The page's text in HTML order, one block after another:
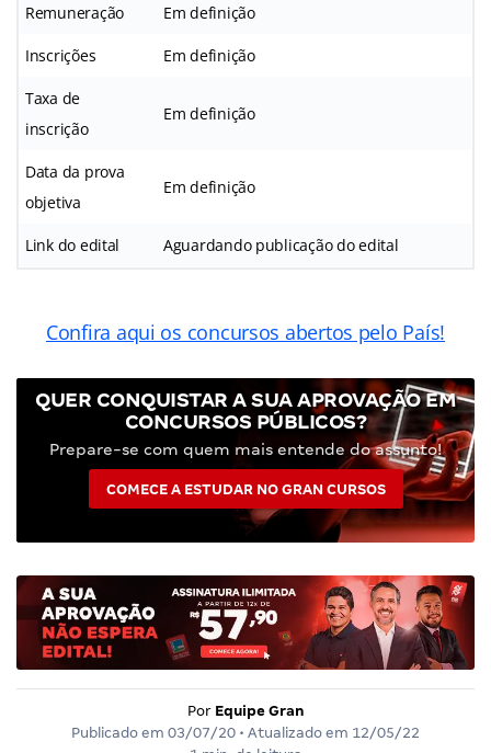
Remuneração Em definição
Inscrições Em definição
Taxa de
inscrição
Em definição
Data da prova
objetiva
Em definição
Link do edital Aguardando publicação do edital
Confira aqui os concursos abertos pelo País!
QUER CONQUISTAR A SUA APROVAÇÃO EM
CONCURSOS PÚBLICOS?
Prepare-se com quem mais entende do assunto!
COMECE A ESTUDAR NO GRAN CURSOS
Por Equipe Gran
Publicado em 03/07/20 • Atualizado em 12/05/22